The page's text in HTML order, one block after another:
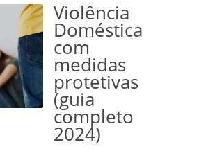
Violência
Doméstica
com
medidas
protetivas
(guia
completo
2024)